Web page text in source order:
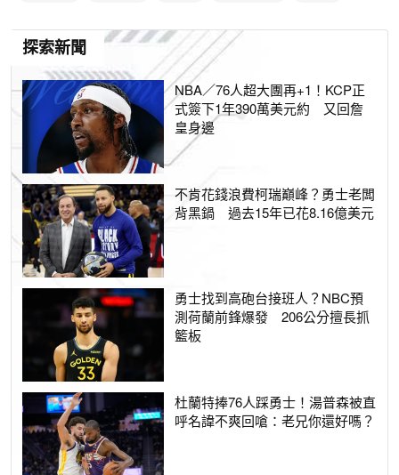
探索新聞
NBA／76人超大團再+1！KCP正
式簽下1年390萬美元約 又回詹
皇身邊
不肯花錢浪費柯瑞巔峰？勇士老闆
背黑鍋 過去15年已花8.16億美元
勇士找到高砲台接班人？NBC預
測荷蘭前鋒爆發 206公分擅長抓
籃板
杜蘭特捧76人踩勇士！湯普森被直
呼名諱不爽回嗆：老兄你還好嗎？